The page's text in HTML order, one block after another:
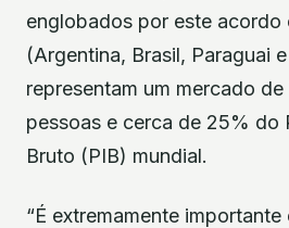
englobados por este acordo
(Argentina, Brasil, Paraguai
representam um mercado
pessoas e cerca de 25% do
Bruto (PIB) mundial.
“É extremamente importante